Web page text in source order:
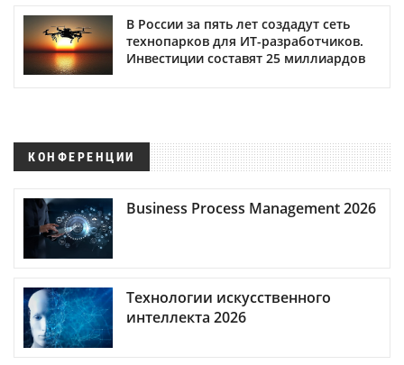
В России за пять лет создадут сеть
технопарков для ИТ-разработчиков.
Инвестиции составят 25 миллиардов
КОНФЕРЕНЦИИ
Business Process Management 2026
Технологии искусственного
интеллекта 2026